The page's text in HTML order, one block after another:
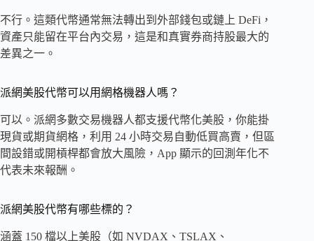
不行。這類代幣通常無法轉出到外部錢包或鏈上 DeFi，
資產只能留在平台內交易，這是和真實券商持股最大的
差異之一。
派網美股代幣可以用網格機器人嗎？
可以。派網多數交易機器人都支援代幣化美股，你能掛
現貨或期貨網格，利用 24 小時交易自動低買高賣，但區
間設錯或開槓桿都會放大風險，App 顯示的回測年化不
代表未來報酬。
派網美股代幣有哪些標的？
涵蓋 150 檔以上美股（如 NVDAX、TSLAX、